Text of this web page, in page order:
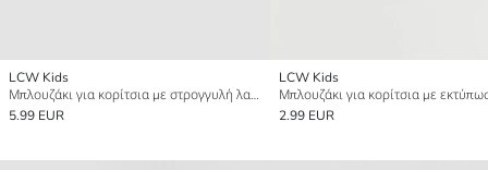
LCW Kids
Μπλουζάκι για κορίτσια με στρογγυλή λαιμόκοψη Hello Kitty με στάμπα
5.99 EUR
LCW Kids
2.99 EUR